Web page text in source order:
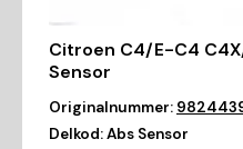
Citroen C4/E-C4
Sensor
Originalnummer:
Delkod:Abs Sensor